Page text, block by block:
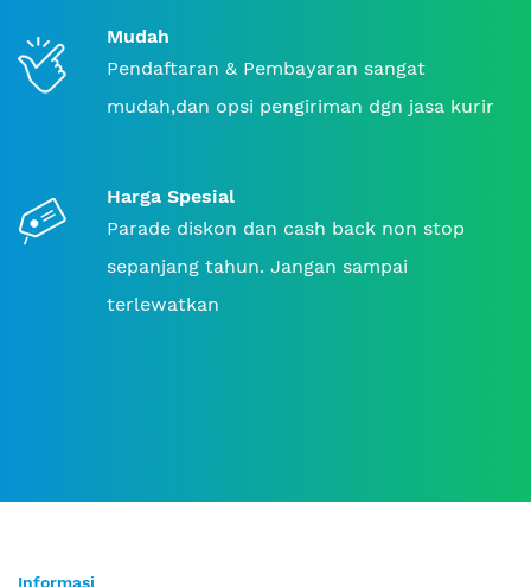
Mudah
Pendaftaran & Pembayaran sangat
mudah,dan opsi pengiriman dgn jasa kurir
Harga Spesial
Parade diskon dan cash back non stop
sepanjang tahun. Jangan sampai
terlewatkan
Informasi